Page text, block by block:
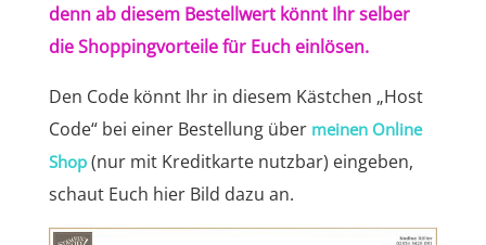
denn ab diesem Bestellwert könnt Ihr selber
die Shoppingvorteile für Euch einlösen.
Den Code könnt Ihr in diesem Kästchen „Host
Code“ bei einer Bestellung über meinen Online
Shop(nur mit Kreditkarte nutzbar) eingeben,
schaut Euch hier Bild dazu an.